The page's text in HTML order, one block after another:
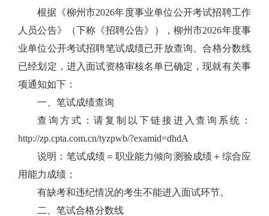
互动回应
数据专题
根据《柳州市2026年度事业单位公开考试招聘工作
人员公告》（下称《招聘公告》）， 柳州市2026年度事
业单位公开考试招聘笔试成绩已开放查询、合格分数线
已经划定， 进入面试资格审核名单已确定，现就有关事
项通知如下：
一、笔试成绩查询
查询方式：请复制以下链接进入查询系统：
http://zp.cpta.com.cn/tyzpwb/?examid=dhdA
说明：笔试成绩＝职业能力倾向测验成绩＋综合应
用能力成绩；
有缺考和违纪情况的考生不能进入面试环节。
二
笔试合格分数线